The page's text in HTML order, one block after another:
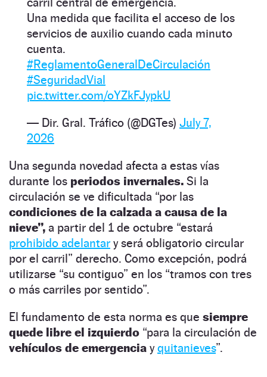
Una medida que facilita el acceso de los
servicios de auxilio cuando cada minuto
cuenta.​
#ReglamentoGeneralDeCirculación
#SeguridadVial
pic.twitter.com/oYZkFJypkU
— Dir. Gral. Tráfico (@DGTes) July 7,
2026
Una segunda novedad afecta a estas vías
durante los periodos invernales. Si la
circulación se ve dificultada “por las
condiciones de la calzada a causa de la
nieve”, a partir del 1 de octubre “estará
prohibido adelantar y será obligatorio circular
por el carril” derecho. Como excepción, podrá
utilizarse “su contiguo” en los “tramos con tres
o más carriles por sentido”.
El fundamento de esta norma es que siempre
quede libre el izquierdo “para la circulación de
vehículos de emergencia yquitanieves”.